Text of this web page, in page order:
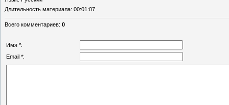
Длительность материала: 00:01:07
Всего комментариев: 0
Имя *:
Email *: